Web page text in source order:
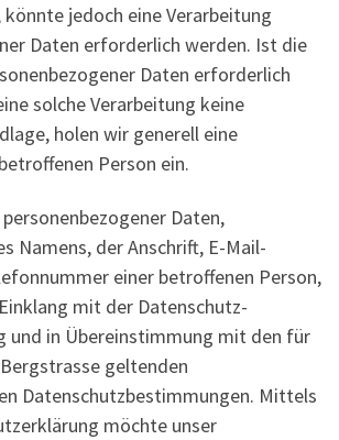
jedoch eine Verarbeitung
Daten erforderlich werden. Ist die
Daten erforderlich
solche Verarbeitung keine
holen wir generell eine
Person ein.
Daten,
Namens, der Anschrift, E-Mail-
einer betroffenen Person,
mit der Datenschutz-
und in Übereinstimmung mit den für
geltenden
Datenschutzbestimmungen. Mittels
möchte unser